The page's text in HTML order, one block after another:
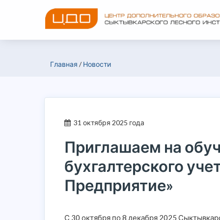
Главная / Новости
31 октября 2025 года
Приглашаем на
бухгалтерского
Предприятие»
С 30 октября по 8 декабря 2025